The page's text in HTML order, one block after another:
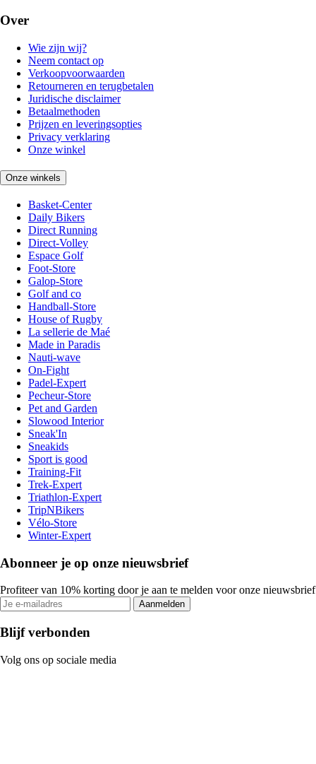
Over
Wie zijn wij?
Neem contact op
Verkoopvoorwaarden
Retourneren en terugbetalen
Juridische disclaimer
Betaalmethoden
Prijzen en leveringsopties
Privacy verklaring
Onze winkel
Onze winkels
Basket-Center
Daily Bikers
Direct Running
Direct-Volley
Espace Golf
Foot-Store
Galop-Store
Golf and co
Handball-Store
House of Rugby
La sellerie de Maé
Made in Paradis
Nauti-wave
On-Fight
Padel-Expert
Pecheur-Store
Pet and Garden
Slowood Interior
Sneak'In
Sneakids
Sport is good
Training-Fit
Trek-Expert
Triathlon-Expert
TripNBikers
Vélo-Store
Winter-Expert
Abonneer je op onze nieuwsbrief
Profiteer van 10% korting door je aan te melden voor onze nieuwsbrief
Aanmelden
Blijf verbonden
Volg ons op sociale media